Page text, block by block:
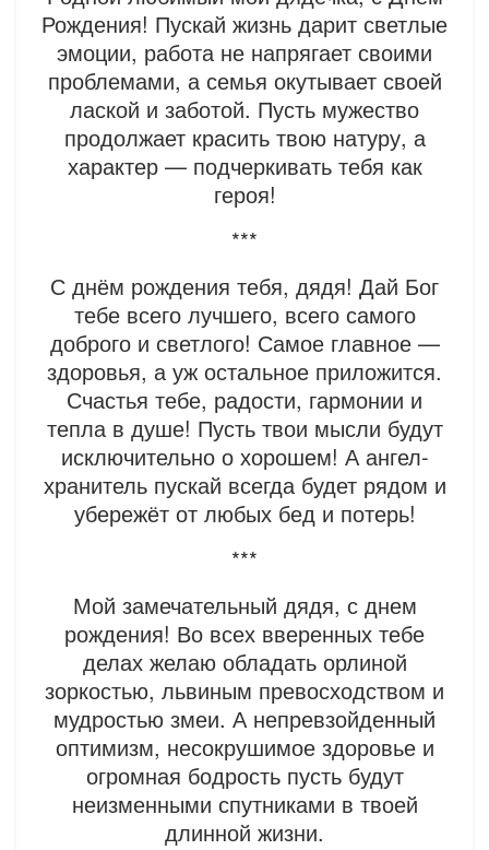
Рождения! Пускай жизнь дарит светлые
эмоции, работа не напрягает своими
проблемами, а семья окутывает своей
лаской и заботой. Пусть мужество
продолжает красить твою натуру, а
характер — подчеркивать тебя как
героя!
***
С днём рождения тебя, дядя! Дай Бог
тебе всего лучшего, всего самого
доброго и светлого! Самое главное —
здоровья, а уж остальное приложится.
Счастья тебе, радости, гармонии и
тепла в душе! Пусть твои мысли будут
исключительно о хорошем! А ангел-
хранитель пускай всегда будет рядом и
убережёт от любых бед и потерь!
***
Мой замечательный дядя, с днем
рождения! Во всех вверенных тебе
делах желаю обладать орлиной
зоркостью, львиным превосходством и
мудростью змеи. А непревзойденный
оптимизм, несокрушимое здоровье и
огромная бодрость пусть будут
неизменными спутниками в твоей
длинной жизни.